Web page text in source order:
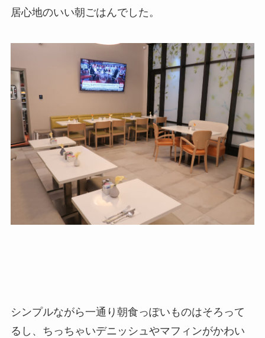
居心地のいい朝ごはんでした。
シンプルながら一通り朝食っぽいものはそろって
るし、ちっちゃいデニッシュやマフィンがかわい